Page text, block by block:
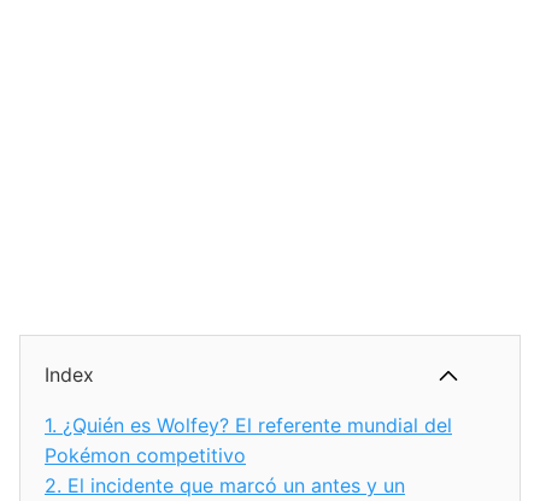
Index
1. ¿Quién es Wolfey? El referente mundial del
Pokémon competitivo
2. El incidente que marcó un antes y un